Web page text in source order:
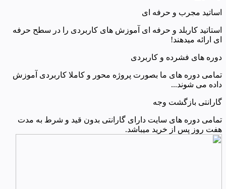
اساتید مجرب و حرفه ای
استاتید کاربلد و حرفه ای آموزش های کاربردی را در سطح حرفه
ای ارائه میدهند!
دوره های فشرده و کاربردی
تمامی دوره های ما بصورت پروژه محور و کاملا کاربردی آموزش
داده می شوند...
گارانتی بازگشت وجه
تمامی دوره های سایت دارای گارانتی بدون قید و شرط به مدت
هفت روز پس از خرید میباشد.